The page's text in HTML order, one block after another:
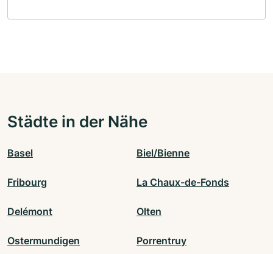
Städte in der Nähe
Basel Biel/Bienne
Fribourg La Chaux-de-Fonds
Delémont Olten
Ostermundigen Porrentruy